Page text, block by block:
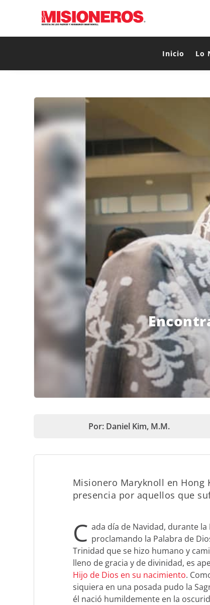
Inicio Lo
Por: Daniel Kim, M.M.
Misionero Maryknoll en
presencia por aquellos que
C ada día de Navidad, durante la
proclamando la Palabra de
Trinidad que se hizo humano y
lleno de gracia y de divinidad, es
Hijo de Dios en su nacimiento.
siquiera en una posada pudo la
él nació humildemente en la